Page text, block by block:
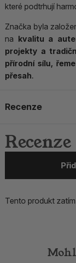
které podtrhují
Značka byla
na kvalitu a
projekty a
přírodní sílu,
přesah.
Recenze
Recenze
Tento produkt